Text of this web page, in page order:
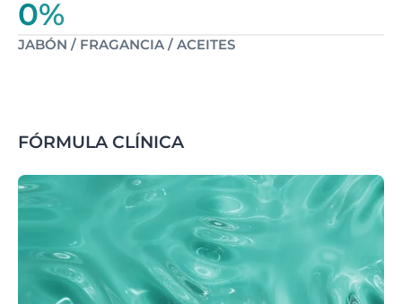
0%
JABÓN / FRAGANCIA / ACEITES
FÓRMULA CLÍNICA